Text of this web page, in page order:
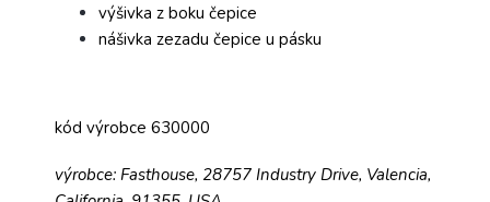
výšivka z boku čepice
nášivka zezadu čepice u pásku
kód výrobce 630000
výrobce: Fasthouse, 28757 Industry Drive, Valencia,